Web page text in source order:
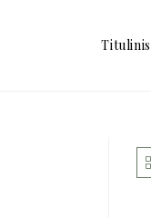
Titulinis